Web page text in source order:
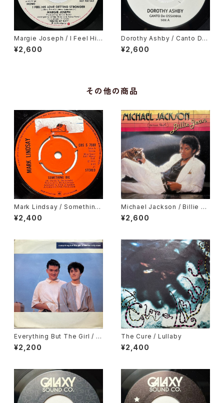
Margie Joseph / I Feel His
Love Getting Stronger
¥2,600
Dorothy Ashby / Canto De
Ossanha, Cause I Need It
¥2,600
その他の商品
Mark Lindsay / Something
Big
¥2,400
Michael Jackson / Billie Je
an, It's The Falling In Love
¥2,600
Everything But The Girl / T
hese Early Days
¥2,200
The Cure / Lullaby
¥2,400